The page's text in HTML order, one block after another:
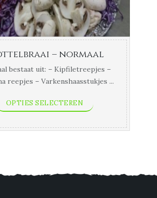
– normaal
bestaat uit: – Kipfiletreepjes –
reepjes – Varkenshaasstukjes ...
OPTIES SELECTEREN